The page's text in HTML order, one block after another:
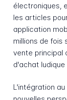
électroniques,
les articles
application
millions de fois
vente principal
d'achat
L'intégration